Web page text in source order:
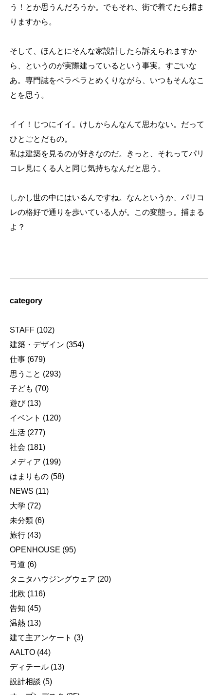
う！とか思うんだろうか。でもそれ、街で着てたら捕ま
りますから。
そして、ほんとにそんな家設計したら訴えられますか
ら、というのが実際建っているという事実。すごいな
あ。専門誌をペラペラとめくりながら、いつもそんなこ
とを思う。
イイ！じつにイイ。けしからんなんて思わない。だって
ひとごとだもの。
私は建築を見るのが好きなのだ。きっと、それってパリ
コレ見にくる人と同じ気持ちなんだと思う。
しかし世の中にはいるんですね。なんというか、パリコ
レの格好で通りを歩いている人が。この変態っ。捕まる
よ？
category
STAFF (102)
建築・デザイン (354)
仕事 (679)
思うこと (293)
子ども (70)
遊び(13)
イベント (120)
生活 (277)
社会 (181)
メディア (199)
はまりもの (58)
NEWS (11)
大学 (72)
未分類 (6)
旅行 (43)
OPENHOUSE (95)
弓道 (6)
タニタハウジングウェア (20)
北欧 (116)
告知 (45)
温熱 (13)
建て主アンケート (3)
AALTO (44)
ディテール (13)
設計相談 (5)